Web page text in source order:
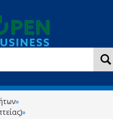
»
»